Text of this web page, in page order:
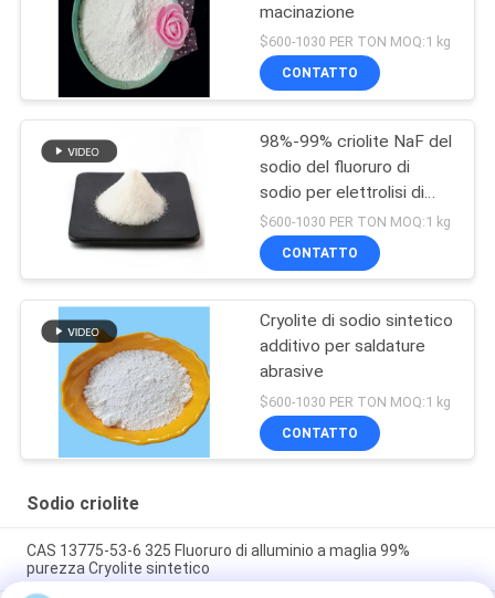
macinazione
$600-1030 PER TON MOQ:1 kg
CONTATTO
98%-99% criolite NaF del
sodio del fluoruro di
sodio per elettrolisi di
alluminio
$600-1030 PER TON MOQ:1 kg
CONTATTO
Cryolite di sodio sintetico
additivo per saldature
abrasive
$600-1030 PER TON MOQ:1 kg
CONTATTO
Sodio criolite
CAS 13775-53-6 325 Fluoruro di alluminio a maglia 99%
purezza Cryolite sintetico